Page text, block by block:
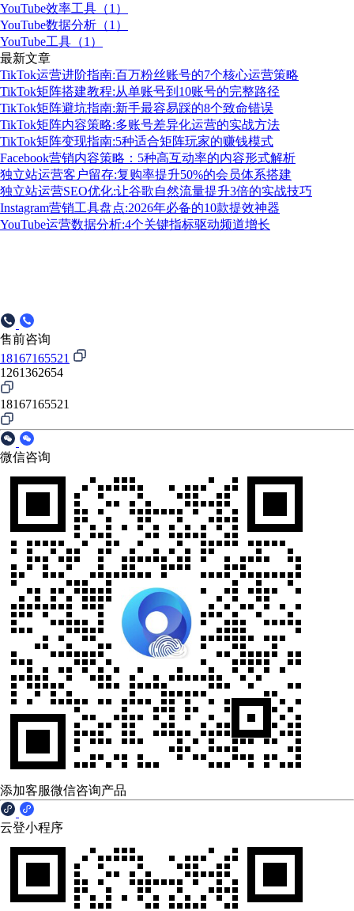
YouTube效率工具（1）
YouTube数据分析（1）
YouTube工具（1）
最新文章
TikTok运营进阶指南:百万粉丝账号的7个核心运营策略
TikTok矩阵搭建教程:从单账号到10账号的完整路径
TikTok矩阵避坑指南:新手最容易踩的8个致命错误
TikTok矩阵内容策略:多账号差异化运营的实战方法
TikTok矩阵变现指南:5种适合矩阵玩家的赚钱模式
Facebook营销内容策略：5种高互动率的内容形式解析
独立站运营客户留存:复购率提升50%的会员体系搭建
独立站运营SEO优化:让谷歌自然流量提升3倍的实战技巧
Instagram营销工具盘点:2026年必备的10款提效神器
YouTube运营数据分析:4个关键指标驱动频道增长
售前咨询
18167165521
1261362654
18167165521
微信咨询
添加客服微信咨询产品
云登小程序